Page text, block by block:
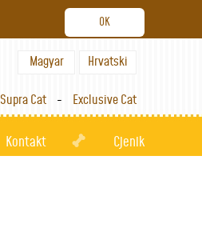
Magyar Hrvatski
Supra Cat Exclusive Cat
Kontakt Cjenik